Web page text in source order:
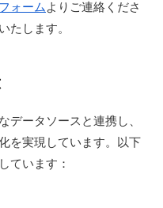
ォームよりご連絡くださ
たします。
データソースと連携し、
を実現しています。以下
ています：